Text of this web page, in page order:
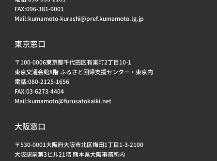
FAX:096-381-9001
Mail:kumamoto-kurashi@pref.kumamoto.lg.jp
東京窓口
〒100-0006東京都千代田区有楽町2丁目10-1
東京交通会館8階 ふるさと回帰支援センター・東京内
電話:080-2125-1656
FAX:03-6273-4404
Mail:kumamoto@furusatokaiki.net
大阪窓口
〒530-0001大阪府大阪市北区梅田1丁目1-3-2100
大阪駅前第3ビル21階 熊本県大阪事務所内